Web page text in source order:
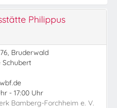
Philippus
Bruderwald
Schubert
- 17:00 Uhr
Bamberg-Forchheim e. V.